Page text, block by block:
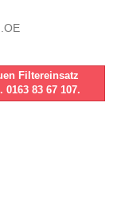
Filtereinsatz
83 67 107.